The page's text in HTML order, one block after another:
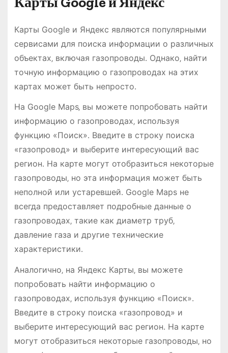
Карты Google и Яндекс являются популярными
сервисами для поиска информации о различных
объектах‚ включая газопроводы․ Однако‚ найти
точную информацию о газопроводах на этих
картах может быть непросто․
На Google Maps‚ вы можете попробовать найти
информацию о газопроводах‚ используя
функцию «Поиск»․ Введите в строку поиска
«газопровод» и выберите интересующий вас
регион․ На карте могут отобразиться некоторые
газопроводы‚ но эта информация может быть
неполной или устаревшей․ Google Maps не
всегда предоставляет подробные данные о
газопроводах‚ такие как диаметр труб‚
давление газа и другие технические
характеристики․
Аналогично‚ на Яндекс Карты‚ вы можете
попробовать найти информацию о
газопроводах‚ используя функцию «Поиск»․
Введите в строку поиска «газопровод» и
выберите интересующий вас регион․ На карте
могут отобразиться некоторые газопроводы‚ но